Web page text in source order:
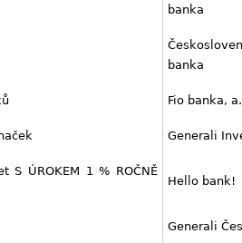
banka
banka
Fio banka,
Generali
S ÚROKEM 1 % ROČNĚ
Hello bank!
Generali